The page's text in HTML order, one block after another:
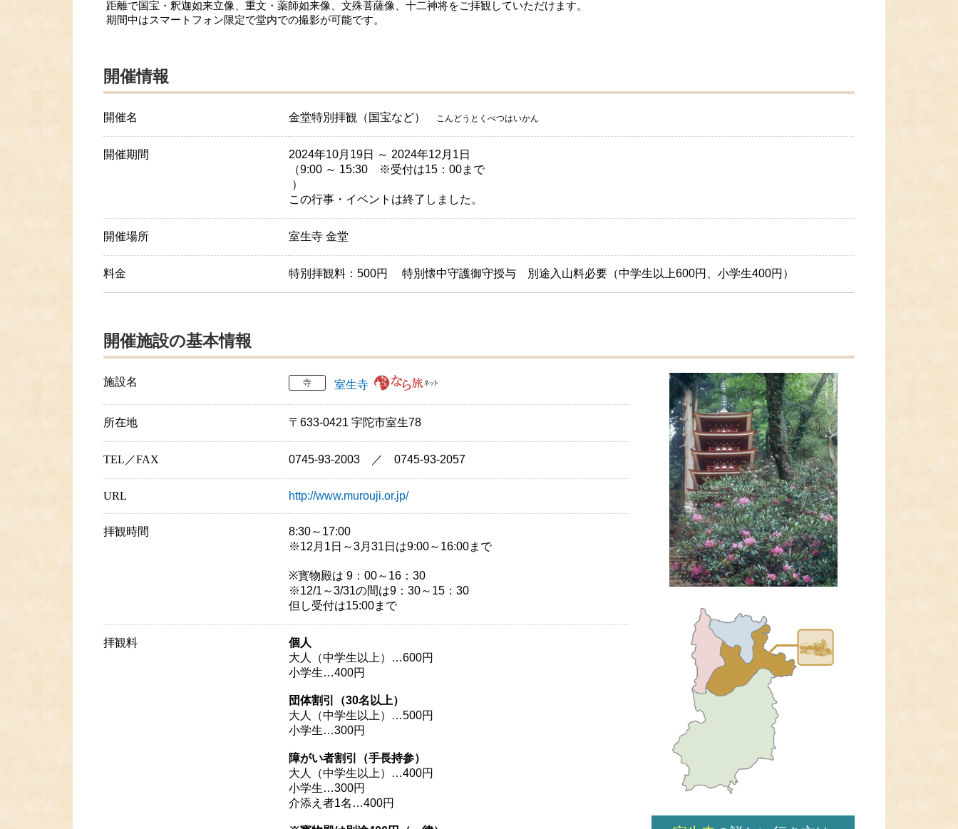
距離で国宝・釈迦如来立像、重文・薬師如来像、文殊菩薩像、十二神将をご拝観していただけます。
期間中はスマートフォン限定で堂内での撮影が可能です。
開催情報
開催名 金堂特別拝観（国宝など） こんどうとくべつはいかん
開催期間
2024年10月19日 ～ 2024年12月1日
（9:00 ～ 15:30 ※受付は15：00まで
）
この行事・イベントは終了しました。
開催場所 室生寺 金堂
料金 特別拝観料：500円 特別懐中守護御守授与 別途入山料必要（中学生以上600円、小学生400円）
開催施設の基本情報
施設名 寺 室生寺
所在地 〒633-0421 宇陀市室生78
TEL／FAX 0745-93-2003 ／ 0745-93-2057
URL http://www.murouji.or.jp/
拝観時間
8:30～17:00
※12月1日～3月31日は9:00～16:00まで
※寳物殿は 9：00～16：30
※12/1～3/31の間は9：30～15：30
但し受付は15:00まで
拝観料
個人
大人（中学生以上）…600円
小学生…400円
団体割引（30名以上）
大人（中学生以上）…500円
小学生…300円
障がい者割引（手長持参）
大人（中学生以上）…400円
小学生…300円
介添え者1名…400円